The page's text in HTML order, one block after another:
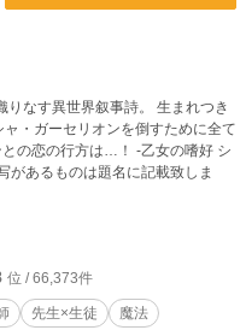
世界叙事詩。 生まれつき
・ガーセリオンを倒すために全て
の恋の行方は…！ -乙女の嗜好 シ
位 / 66,373件
先生×生徒 魔法